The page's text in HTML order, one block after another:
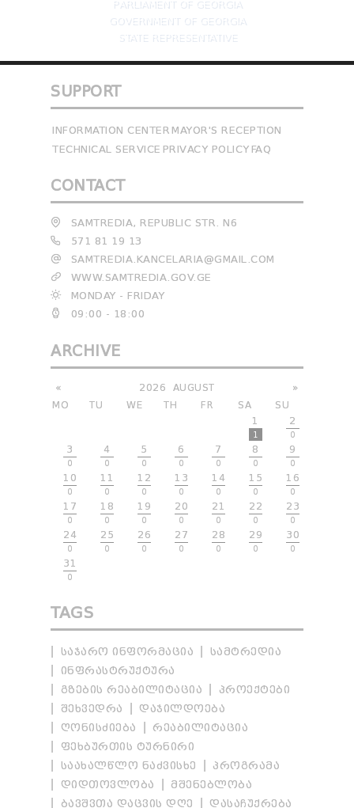
PARLIAMENT OF GEORGIA
GOVERNMENT OF GEORGIA
STATE REPRESENTATIVE
SUPPORT
INFORMATION CENTER MAYOR'S RECEPTION
TECHNICAL SERVICE PRIVACY POLICY FAQ
CONTACT
SAMTREDIA, REPUBLIC STR. N6
571 81 19 13
SAMTREDIA.KANCELARIA@GMAIL.COM
WWW.SAMTREDIA.GOV.GE
MONDAY - FRIDAY
09:00 - 18:00
ARCHIVE
« »
2026
AUGUST
MO
TU WE TH FR SA
SU
1
1
2
0
3
0
4
0
5
0
6
0
7
0
8
0
9
0
10
0
11
0
12
0
13
0
14
0
15
0
16
0
17
0
18
0
19
0
20
0
21
0
22
0
23
0
24
0
25
0
26
0
27
0
28
0
29
0
30
0
31
0
TAGS
ᲡᲐᲯᲐᲠᲝ ᲘᲜᲤᲝᲠᲛᲐᲪᲘᲐ
ᲡᲐᲛᲢᲠᲔᲓᲘᲐ
ᲘᲜᲤᲠᲐᲡᲢᲠᲣᲥᲢᲣᲠᲐ
ᲒᲖᲔᲑᲘᲡ ᲠᲔᲐᲑᲘᲚᲘᲢᲐᲪᲘᲐ
ᲞᲠᲝᲔᲥᲢᲔᲑᲘ
ᲨᲔᲮᲕᲔᲓᲠᲐ
ᲓᲐᲯᲘᲚᲓᲝᲔᲑᲐ
ᲦᲝᲜᲘᲡᲫᲘᲔᲑᲐ
ᲠᲔᲐᲑᲘᲚᲘᲢᲐᲪᲘᲐ
ᲤᲔᲮᲑᲣᲠᲗᲘᲡ ᲢᲣᲠᲜᲘᲠᲘ
ᲡᲐᲐᲮᲐᲚᲬᲚᲝ ᲜᲐᲫᲕᲘᲡᲮᲔ
ᲞᲠᲝᲒᲠᲐᲛᲐ
ᲓᲘᲓᲗᲝᲕᲚᲝᲑᲐ
ᲛᲨᲔᲜᲔᲑᲚᲝᲑᲐ
ᲑᲐᲕᲨᲕᲗᲐ ᲓᲐᲪᲕᲘᲡ ᲓᲦᲔ
ᲓᲐᲡᲐᲩᲣᲥᲠᲔᲑᲐ